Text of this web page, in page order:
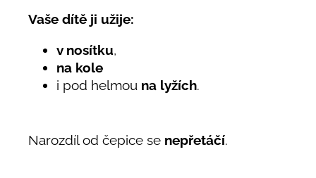
Vaše dítě ji užije:
v nosítku,
na kole
i pod helmou na lyžích.
Narozdíl od čepice se nepřetáčí.